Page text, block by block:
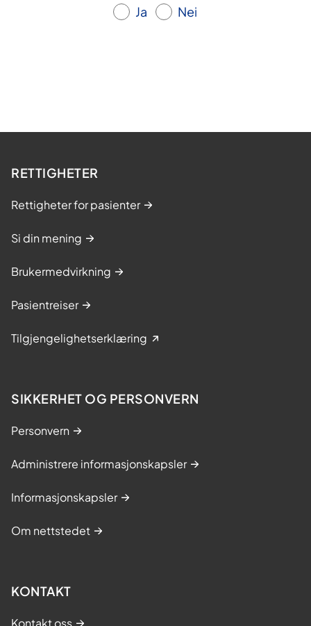
Ja Nei
RETTIGHETER
Rettigheter for pasienter
Si din mening
Brukermedvirkning
Pasientreiser
Tilgjengelighetserklæring
SIKKERHET OG PERSONVERN
Personvern
Administrere informasjonskapsler
Informasjonskapsler
Om nettstedet
KONTAKT
Kontakt oss